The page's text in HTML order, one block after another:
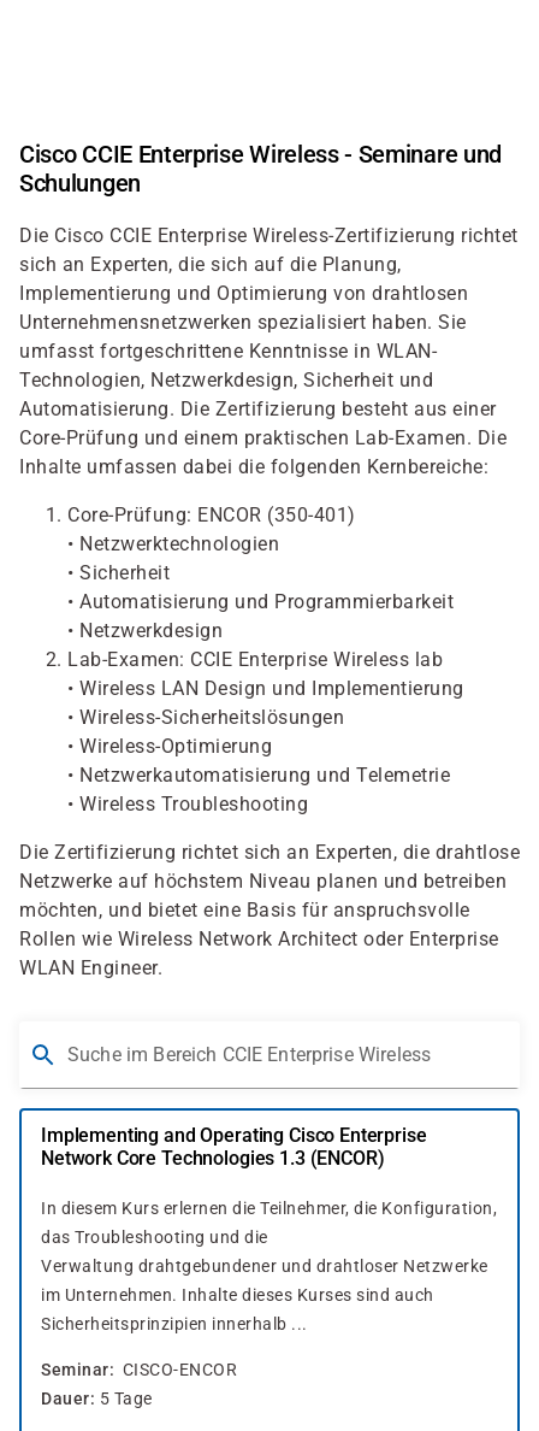
Cisco CCIE Enterprise Wireless - Seminare und
Schulungen
Die Cisco CCIE Enterprise Wireless-Zertifizierung richtet
sich an Experten, die sich auf die Planung,
Implementierung und Optimierung von drahtlosen
Unternehmensnetzwerken spezialisiert haben. Sie
umfasst fortgeschrittene Kenntnisse in WLAN-
Technologien, Netzwerkdesign, Sicherheit und
Automatisierung. Die Zertifizierung besteht aus einer
Core-Prüfung und einem praktischen Lab-Examen. Die
Inhalte umfassen dabei die folgenden Kernbereiche:
Core-Prüfung: ENCOR (350-401)
• Netzwerktechnologien
• Sicherheit
• Automatisierung und Programmierbarkeit
• Netzwerkdesign
Lab-Examen: CCIE Enterprise Wireless lab
• Wireless LAN Design und Implementierung
• Wireless-Sicherheitslösungen
• Wireless-Optimierung
• Netzwerkautomatisierung und Telemetrie
• Wireless Troubleshooting
Die Zertifizierung richtet sich an Experten, die drahtlose
Netzwerke auf höchstem Niveau planen und betreiben
möchten, und bietet eine Basis für anspruchsvolle
Rollen wie Wireless Network Architect oder Enterprise
WLAN Engineer.
Suche im Bereich CCIE Enterprise Wireless
Implementing and Operating Cisco Enterprise
Network Core Technologies 1.3 (ENCOR)
In diesem Kurs erlernen die Teilnehmer, die Konfiguration,
das Troubleshooting und die
Verwaltung drahtgebundener und drahtloser Netzwerke
im Unternehmen. Inhalte dieses Kurses sind auch
Sicherheitsprinzipien innerhalb ...
Seminar
CISCO-ENCOR
Dauer
5 Tage